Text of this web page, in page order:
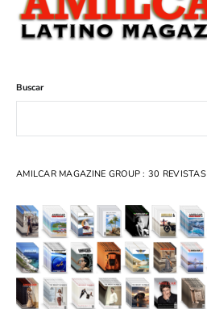
Buscar
AMILCAR MAGAZINE GROUP : 30 REVISTAS